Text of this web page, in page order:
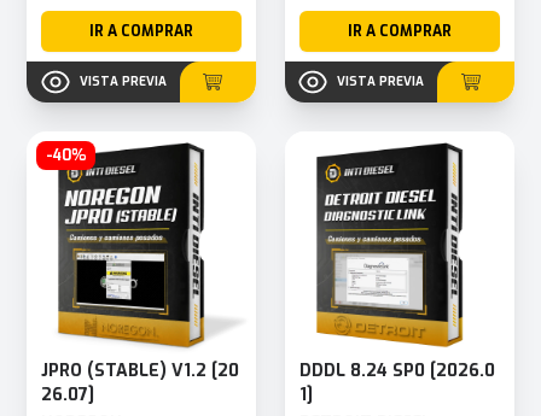
IR A COMPRAR
VISTA PREVIA
IR A COMPRAR
VISTA PREVIA
-40%
JPRO (STABLE) V1.2 [20
26.07]
DDDL 8.24 SP0 [2026.0
1]